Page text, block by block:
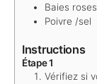
Baies roses
Poivre /sel
Instructions
Étape 1
Vérifiez si